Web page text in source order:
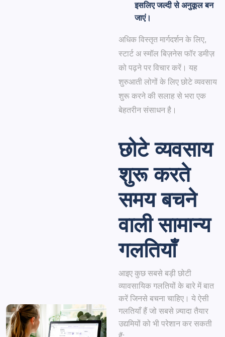
इसलिए जल्दी से अनुकूल बन
जाएं।
अधिक विस्तृत मार्गदर्शन के लिए,
स्टार्ट अ स्मॉल बिज़नेस फॉर डमीज़
को पढ़ने पर विचार करें। यह
शुरुआती लोगों के लिए छोटे व्यवसाय
शुरू करने की सलाह से भरा एक
बेहतरीन संसाधन है।
छोटे व्यवसाय
शुरू करते
समय बचने
वाली सामान्य
गलतियाँ
आइए कुछ सबसे बड़ी छोटी
व्यावसायिक गलतियों के बारे में बात
करें जिनसे बचना चाहिए। ये ऐसी
गलतियाँ हैं जो सबसे ज़्यादा तैयार
उद्यमियों को भी परेशान कर सकती